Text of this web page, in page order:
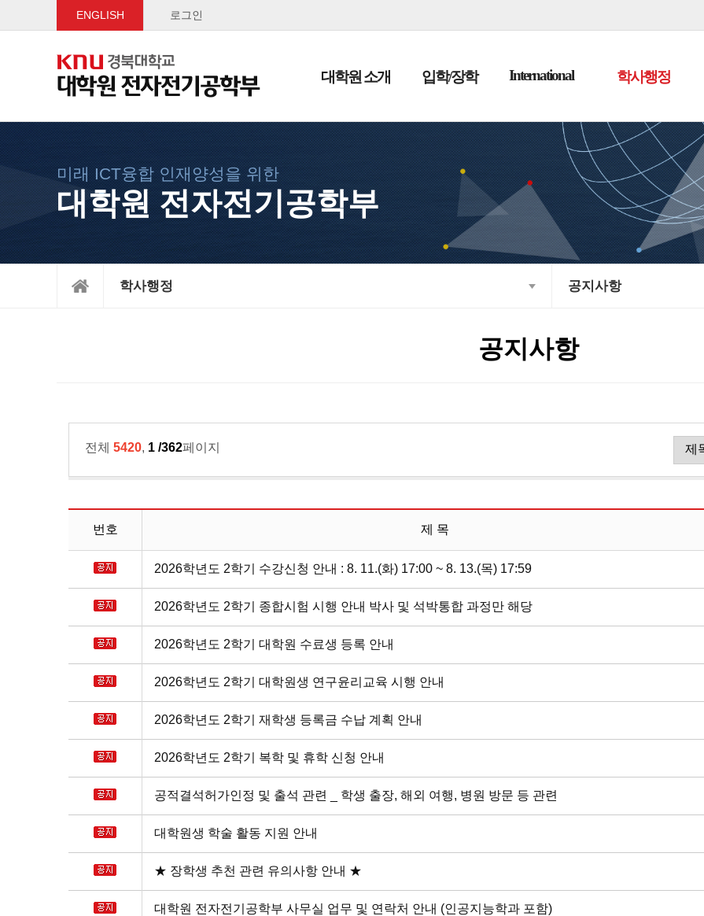
ENGLISH 로그인
대학원 소개 입학/장학 International 학사행정
미래 ICT융합 인재양성을 위한
대학원 전자전기공학부
학사행정 공지사항
공지사항
전체 5420, 1 /362페이지
번호 제 목
2026학년도 2학기 수강신청 안내 : 8. 11.(화) 17:00 ~ 8. 13.(목) 17:59
2026학년도 2학기 종합시험 시행 안내 박사 및 석박통합 과정만 해당
2026학년도 2학기 대학원 수료생 등록 안내
2026학년도 2학기 대학원생 연구윤리교육 시행 안내
2026학년도 2학기 재학생 등록금 수납 계획 안내
2026학년도 2학기 복학 및 휴학 신청 안내
공적결석허가인정 및 출석 관련 _ 학생 출장, 해외 여행, 병원 방문 등 관련
대학원생 학술 활동 지원 안내
★ 장학생 추천 관련 유의사항 안내 ★
대학원 전자전기공학부 사무실 업무 및 연락처 안내 (인공지능학과 포함)